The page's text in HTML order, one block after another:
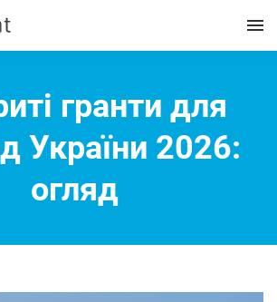
гранти для
України 2026:
огляд